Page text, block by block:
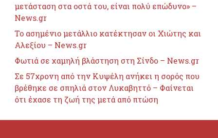
μετάσταση στα οστά του, είναι πολύ επώδυνο» –
News.gr
Το ασημένιο μετάλλιο κατέκτησαν οι Χιώτης και
Αλεξίου – News.gr
Φωτιά σε χαμηλή βλάστηση στη Σίνδο – News.gr
Σε 57χρονη από την Κυψέλη ανήκει η σορός που
βρέθηκε σε σπηλιά στον Λυκαβηττό – Φαίνεται
ότι έχασε τη ζωή της μετά από πτώση